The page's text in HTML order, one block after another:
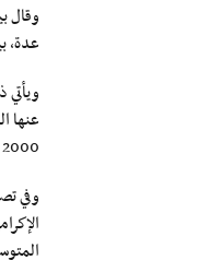
وقال
عدة، بينها
عنها
2000 دولار للأميركيين من ذوي الدخل المنخفض، من دون تحديد معايير الأهلية.
وفي